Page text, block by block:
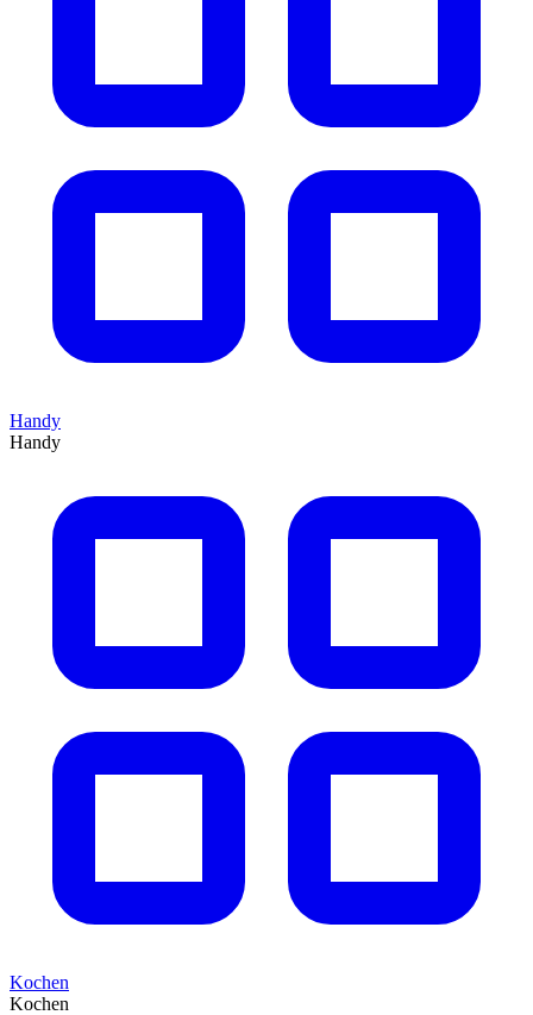
Handy
Handy
Kochen
Kochen